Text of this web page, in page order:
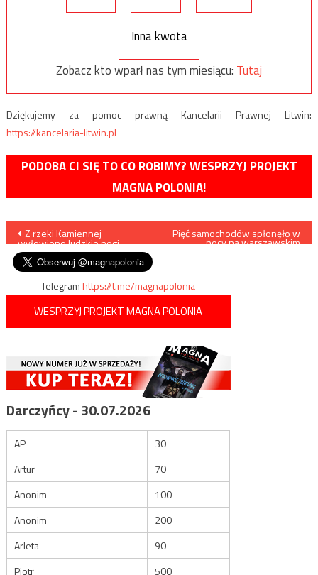
Inna kwota
Zobacz kto wparł nas tym miesiącu: Tutaj
Dziękujemy za pomoc prawną Kancelarii Prawnej Litwin:
https://kancelaria-litwin.pl
PODOBA CI SIĘ TO CO ROBIMY? WESPRZYJ PROJEKT
MAGNA POLONIA!
Nawigacja
wpisu
Z rzeki Kamiennej
wyłowiono ludzkie nogi
Pięć samochodów spłonęło w
nocy na warszawskim
Telegramhttps://t.me/magnapolonia
WESPRZYJ PROJEKT MAGNA POLONIA
Darczyńcy - 30.07.2026
AP
30
Artur
70
Anonim
100
Anonim
200
Arleta
90
Piotr
500